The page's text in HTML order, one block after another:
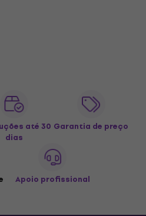
até 30
dias
Garantia de preço
Apoio profissional